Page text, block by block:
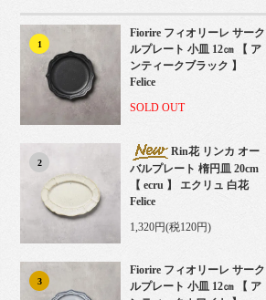
1
Fiorire フィオリーレ サーク
ルプレート 小皿 12㎝ 【 ア
ンティークブラック 】
Felice
SOLD OUT
2
Rin花 リンカ オー
バルプレート 楕円皿 20cm
【 ecru 】 エクリュ 白花
Felice
1,320円(税120円)
3
Fiorire フィオリーレ サーク
ルプレート 小皿 12㎝ 【 ア